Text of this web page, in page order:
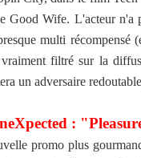
Good Wife. L'acteur n'a
multi récompensé
filtré sur la
un adversaire
:
promo plus